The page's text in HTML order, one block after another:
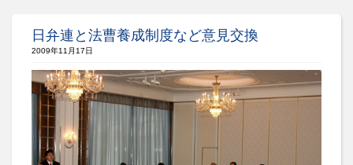
日弁連と法曹養成制度など意見交換
2009年11月17日